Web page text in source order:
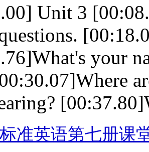
Unit 3
your
准英语第七册课